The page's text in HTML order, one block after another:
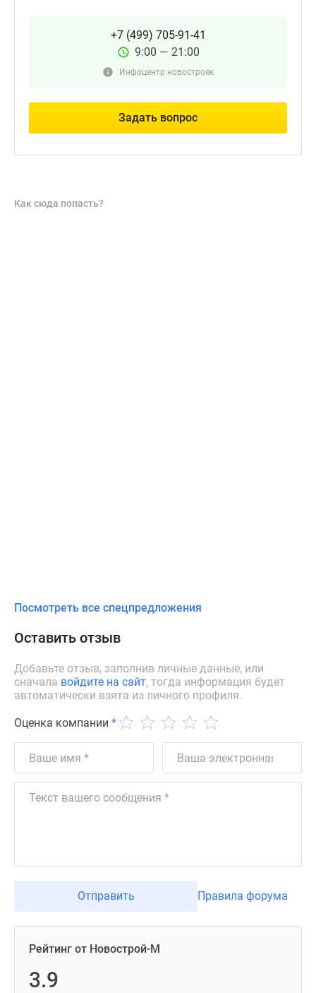
+7 (499) 705-91-41
9:00 — 21:00
Инфоцентр новостроек
Задать вопрос
Как сюда попасть?
Посмотреть все спецпредложения
Оставить отзыв
Добавьте отзыв, заполнив личные данные, или
сначала войдите на сайт, тогда информация будет
автоматически взята из личного профиля.
Оценка компании *
Отправить Правила форума
Рейтинг от Новострой-М
3.9